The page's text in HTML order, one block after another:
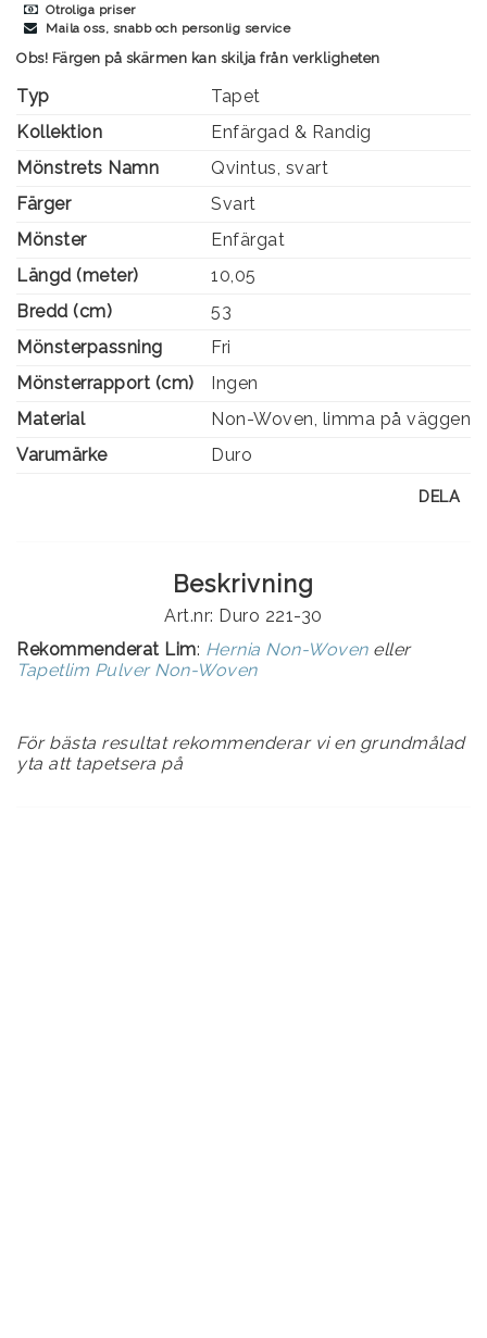
Otroliga priser
Maila oss, snabb och personlig service
Obs! Färgen på skärmen kan skilja från verkligheten
Typ
Tapet
Kollektion
Enfärgad & Randig
Mönstrets Namn
Qvintus, svart
Färger
Svart
Mönster
Enfärgat
Längd (meter)
10,05
Bredd (cm)
53
Mönsterpassning
Fri
Mönsterrapport (cm)
Ingen
Material
Non-Woven, limma på väggen
Varumärke
Duro
DELA
Beskrivning
Art.nr: Duro 221-30
Rekommenderat Lim: Hernia Non-Woveneller
Tapetlim Pulver Non-Woven
För bästa resultat rekommenderar vi en grundmålad
yta att tapetsera på